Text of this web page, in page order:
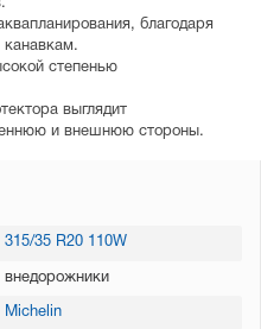
благодаря
степенью
выглядит
и внешнюю стороны.
315/35 R20 110W
внедорожники
Michelin